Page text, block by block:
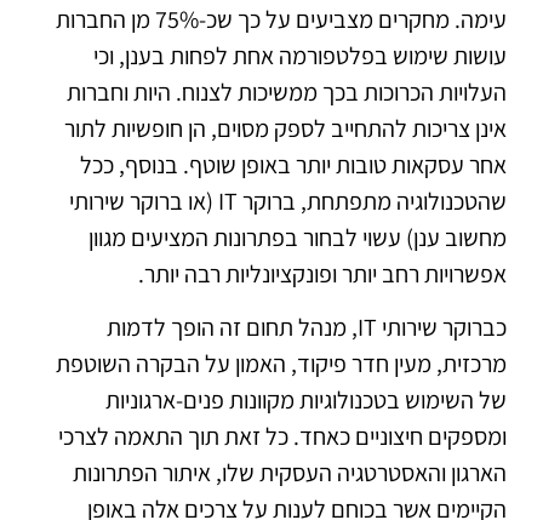
עימה. מחקרים מצביעים על כך שכ-75% מן החברות
עושות שימוש בפלטפורמה אחת לפחות בענן, וכי
העלויות הכרוכות בכך ממשיכות לצנוח. היות וחברות
אינן צריכות להתחייב לספק מסוים, הן חופשיות לתור
אחר עסקאות טובות יותר באופן שוטף. בנוסף, ככל
שהטכנולוגיה מתפתחת, ברוקר IT (או ברוקר שירותי
מחשוב ענן) עשוי לבחור בפתרונות המציעים מגוון
אפשרויות רחב יותר ופונקציונליות רבה יותר.
כברוקר שירותי IT, מנהל תחום זה הופך לדמות
מרכזית, מעין חדר פיקוד, האמון על הבקרה השוטפת
של השימוש בטכנולוגיות מקוונות פנים-ארגוניות
ומספקים חיצוניים כאחד. כל זאת תוך התאמה לצרכי
הארגון והאסטרטגיה העסקית שלו, איתור הפתרונות
הקיימים אשר בכוחם לענות על צרכים אלה באופן